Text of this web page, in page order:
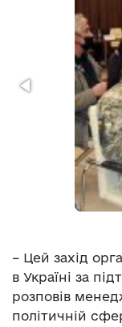
– Цей захід
в Україні за
розповів
політичній